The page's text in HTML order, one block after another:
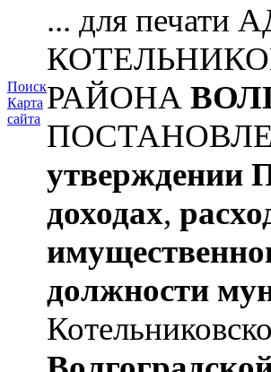
Поиск
Карта
сайта
... для
РАЙОНА
утверждении
доходах,
должности